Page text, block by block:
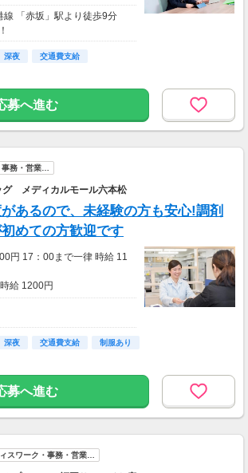
線 「赤坂」駅より徒歩9分
深夜 交通費支給
募へ進む
務・営業…
グ メディカルモール六本松
あるので、未経験の方も安心!調剤
めての方歓迎です
円 17：00まで一律 時給 11
給 1200円
売者資格手当あり
円)
深夜 交通費支給 制服あり
募へ進む
スワーク・事務・営業…